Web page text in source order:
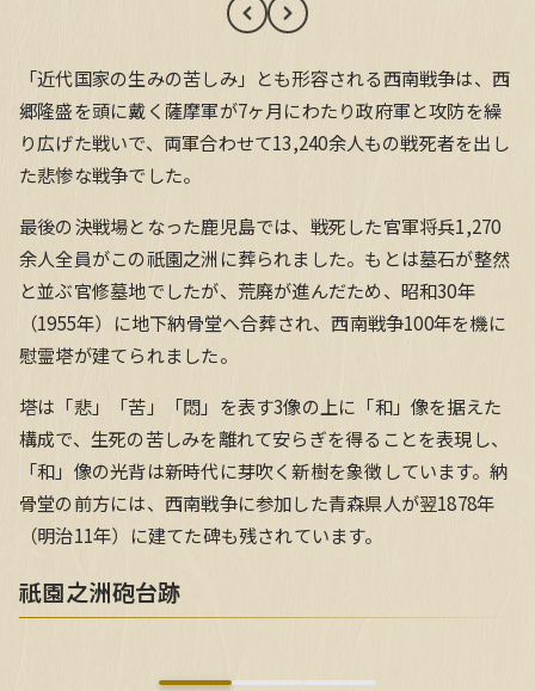
「近代国家の生みの苦しみ」とも形容される西南戦争は、西
郷隆盛を頭に戴く薩摩軍が7ヶ月にわたり政府軍と攻防を繰
り広げた戦いで、両軍合わせて13,240余人もの戦死者を出し
た悲惨な戦争でした。
最後の決戦場となった鹿児島では、戦死した官軍将兵1,270
余人全員がこの祇園之洲に葬られました。もとは墓石が整然
と並ぶ官修墓地でしたが、荒廃が進んだため、昭和30年
（1955年）に地下納骨堂へ合葬され、西南戦争100年を機に
慰霊塔が建てられました。
塔は「悲」「苦」「悶」を表す3像の上に「和」像を据えた
構成で、生死の苦しみを離れて安らぎを得ることを表現し、
「和」像の光背は新時代に芽吹く新樹を象徴しています。納
骨堂の前方には、西南戦争に参加した青森県人が翌1878年
（明治11年）に建てた碑も残されています。
祇園之洲砲台跡